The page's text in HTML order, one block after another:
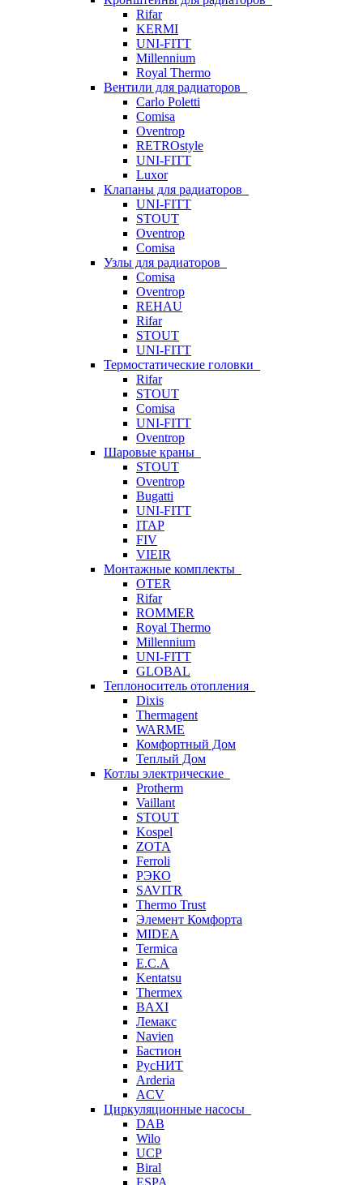
Rifar
KERMI
UNI-FITT
Millennium
Royal Thermo
Вентили для радиаторов
Carlo Poletti
Comisa
Oventrop
RETROstyle
UNI-FITT
Luxor
Клапаны для радиаторов
UNI-FITT
STOUT
Oventrop
Comisa
Узлы для радиаторов
Comisa
Oventrop
REHAU
Rifar
STOUT
UNI-FITT
Термостатические головки
Rifar
STOUT
Comisa
UNI-FITT
Oventrop
Шаровые краны
STOUT
Oventrop
Bugatti
UNI-FITT
ITAP
FIV
VIEIR
Монтажные комплекты
OTER
Rifar
ROMMER
Royal Thermo
Millennium
UNI-FITT
GLOBAL
Теплоноситель отопления
Dixis
Thermagent
WARME
Комфортный Дом
Теплый Дом
Котлы электрические
Protherm
Vaillant
STOUT
Kospel
ZOTA
Ferroli
РЭКО
SAVITR
Thermo Trust
Элемент Комфорта
MIDEA
Termica
E.C.A
Kentatsu
Thermex
BAXI
Лемакс
Navien
Бастион
РусНИТ
Arderia
ACV
Циркуляционные насосы
DAB
Wilo
UCP
Biral
ESPA